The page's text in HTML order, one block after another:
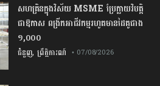
សហគ្រិនក្នុងវិស័យ MSME ប្រែក្លាយវិបត្តិ
ជាឱកាស ពង្រីកអាជីវកម្មរហូតមានដៃគូជាង
១,០០០
ជំនួញ,ព្រឹត្តិការណ៍ • 07/08/2026